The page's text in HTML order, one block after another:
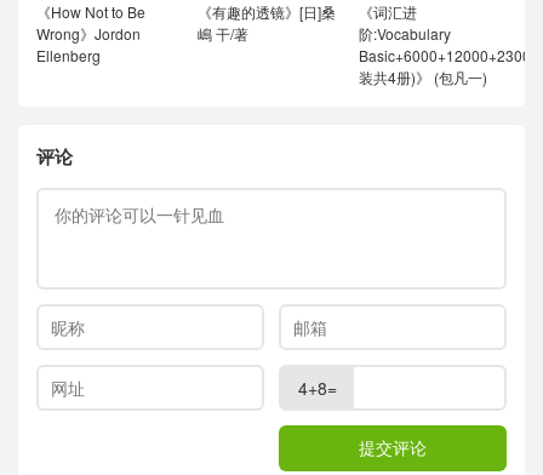
《How Not to Be
Wrong》Jordon
Ellenberg
《有趣的透镜》[日]桑
嶋 干/著
《词汇进
阶:Vocabulary
装共4册)》 (包凡一)
评论
4+8=